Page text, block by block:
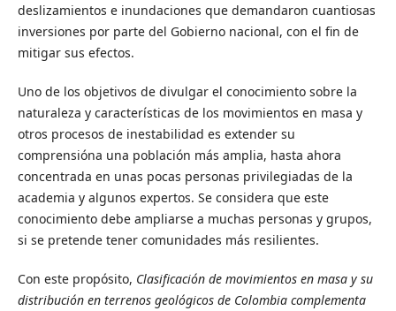
deslizamientos e inundaciones que demandaron cuantiosas
inversiones por parte del Gobierno nacional, con el fin de
mitigar sus efectos.
Uno de los objetivos de divulgar el conocimiento sobre la
naturaleza y características de los movimientos en masa y
otros procesos de inestabilidad es extender su
comprensióna una población más amplia, hasta ahora
concentrada en unas pocas personas privilegiadas de la
academia y algunos expertos. Se considera que este
conocimiento debe ampliarse a muchas personas y grupos,
si se pretende tener comunidades más resilientes.
Con este propósito, Clasificación de movimientos en masa y su
distribución en terrenos geológicos de Colombia complementa